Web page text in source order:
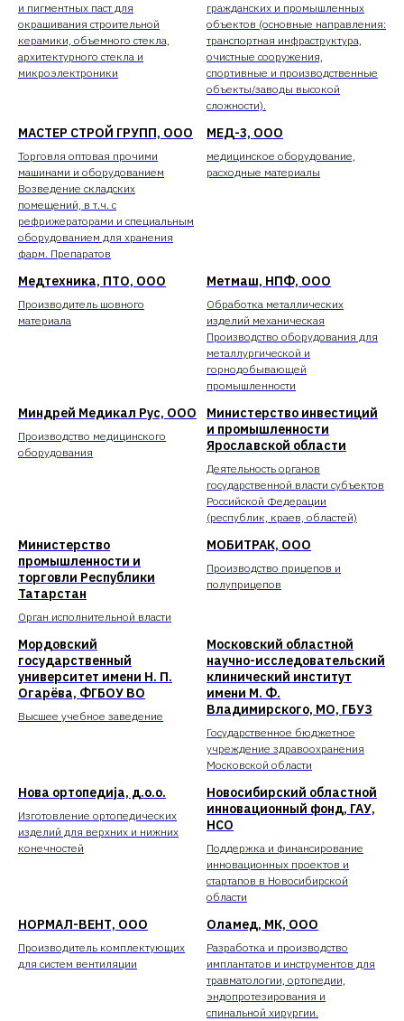
и пигментных паст для
окрашивания строительной
керамики, объемного стекла,
архитектурного стекла и
микроэлектроники
гражданских и промышленных
объектов (основные направления:
транспортная инфраструктура,
очистные сооружения,
спортивные и производственные
объекты/заводы высокой
сложности).
МАСТЕР СТРОЙ ГРУПП, ООО
Торговля оптовая прочими
машинами и оборудованием
Возведение складских
помещений, в т.ч. с
рефрижераторами и специальным
оборудованием для хранения
фарм. Препаратов
МЕД-3, ООО
медицинское оборудование,
расходные материалы
Медтехника, ПТО, ООО
Производитель шовного
материала
Метмаш, НПФ, ООО
Обработка металлических
изделий механическая
Производство оборудования для
металлургической и
горнодобывающей
промышленности
Миндрей Медикал Рус, ООО
Производство медицинского
оборудования
Министерство инвестиций
и промышленности
Ярославской области
Деятельность органов
государственной власти субъектов
Российской Федерации
(республик, краев, областей)
Министерство
промышленности и
торговли Республики
Татарстан
Орган исполнительной власти
МОБИТРАК, ООО
Производство прицепов и
полуприцепов
Мордовский
государственный
университет имени Н. П.
Огарёва, ФГБОУ ВО
Высшее учебное заведение
Московский областной
научно-исследовательский
клинический институт
имени М. Ф.
Владимирского, МО, ГБУЗ
Государственное бюджетное
учреждение здравоохранения
Московской области
Нова ортопедија, д.о.о.
Изготовление ортопедических
изделий для верхних и нижних
конечностей
Новосибирский областной
инновационный фонд, ГАУ,
НСО
Поддержка и финансирование
инновационных проектов и
стартапов в Новосибирской
области
НОРМАЛ-ВЕНТ, ООО
Производитель комплектующих
для систем вентиляции
Оламед, МК, ООО
Разработка и производство
имплантатов и инструментов для
травматологии, ортопедии,
эндопротезирования и
спинальной хирургии.